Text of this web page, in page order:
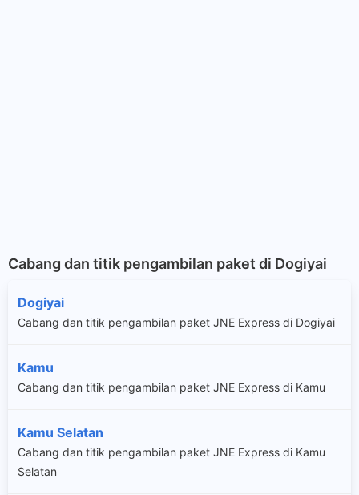
Cabang dan titik pengambilan paket di Dogiyai
Dogiyai
Cabang dan titik pengambilan paket JNE Express di Dogiyai
Kamu
Cabang dan titik pengambilan paket JNE Express di Kamu
Kamu Selatan
Cabang dan titik pengambilan paket JNE Express di Kamu
Selatan